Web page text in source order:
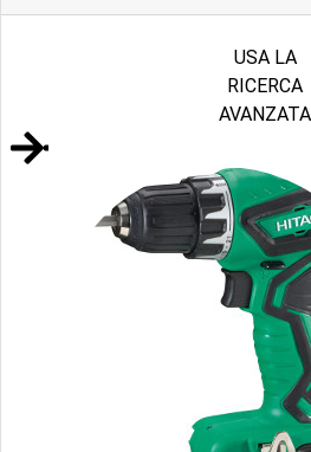
USA LA
RICERCA
AVANZATA